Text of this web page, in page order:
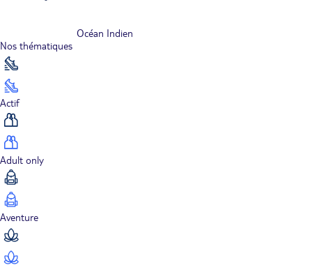
Océan Indien
Nos thématiques
Actif
Adult only
Aventure